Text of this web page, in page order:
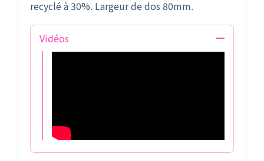
recyclé à 30%. Largeur de dos 80mm.
Vidéos